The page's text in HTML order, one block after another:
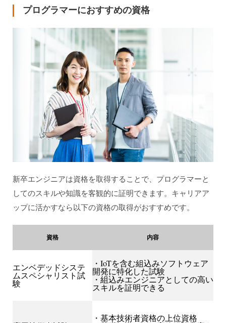
プログラマーにおすすめの資格
新卒エンジニアは資格を取得することで、プログラマーと
してのスキルや知識を客観的に証明できます。キャリアア
ップに活かすなら以下の資格の取得がおすすめです。
資格 内容
エンベデッドシステ
ムスペシャリスト試
験
・IoTを含む組込みソフトウェア
開発に特化した試験
・組込みエンジニアとしての高い
スキルを証明できる
・基本技術者資格の上位資格